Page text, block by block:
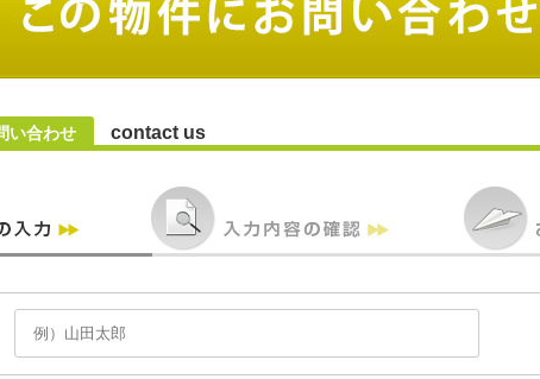
い合わせ contact us